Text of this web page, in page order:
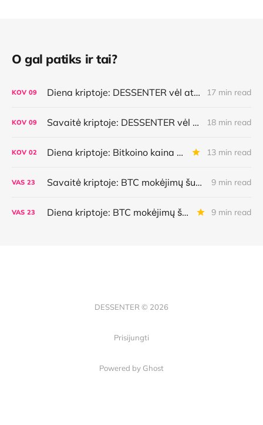
O gal patiks ir tai?
KOV 09 Diena kriptoje: DESSENTER vėl atsinaujino, istorinė Bitkoino savaitė, AI pasirinkimai, lietuviška MiCA 17 min read
KOV 09 Savaitė kriptoje: DESSENTER vėl atsinaujino, istorinė Bitkoino savaitė, AI pasirinkimai, lietuviška MiCA 18 min read
KOV 02 Diena kriptoje: Bitkoino kaina atsilieka nuo plėtros, kuo mokės AI agentai, Ethereum aktyvėjimas ir dar daugiau 13 min read
VAS 23 Savaitė kriptoje: BTC mokėjimų šuolis, naujoviška kredito linija, AI agentų galimybės bei klaidos ir dar daugiau 9 min read
VAS 23 Diena kriptoje: BTC mokėjimų šuolis, naujoviška kredito linija, AI agentų galimybės bei klaidos ir dar daugiau 9 min read
DESSENTER © 2026
Prisijungti
Powered by Ghost